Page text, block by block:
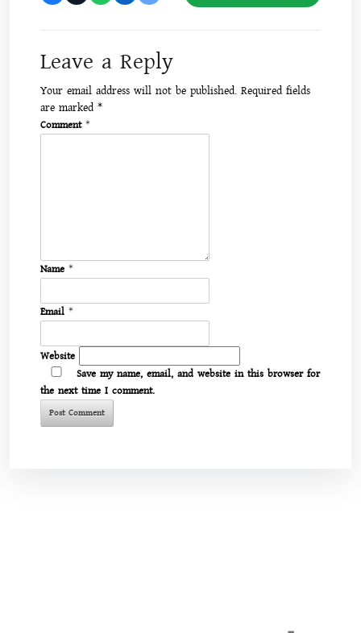
Leave a Reply
Your email address will not be published. Required fields
are marked *
Comment *
Name *
Email *
Website
Save my name, email, and website in this browser for
the next time I comment.